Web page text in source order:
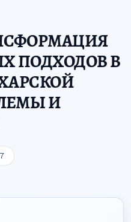
ПОДХОДОВ В
И